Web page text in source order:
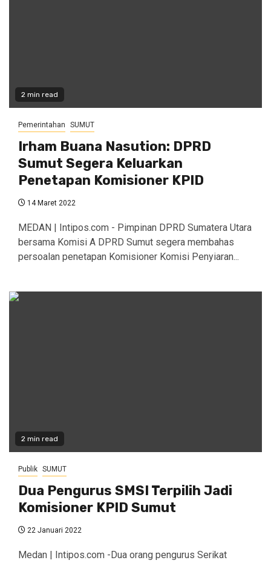
2 min read
Pemerintahan SUMUT
Irham Buana Nasution: DPRD
Sumut Segera Keluarkan
Penetapan Komisioner KPID
14 Maret 2022
MEDAN | Intipos.com - Pimpinan DPRD Sumatera Utara
bersama Komisi A DPRD Sumut segera membahas
persoalan penetapan Komisioner Komisi Penyiaran...
2 min read
Publik SUMUT
Dua Pengurus SMSI Terpilih Jadi
Komisioner KPID Sumut
22 Januari 2022
Medan | Intipos.com -Dua orang pengurus Serikat